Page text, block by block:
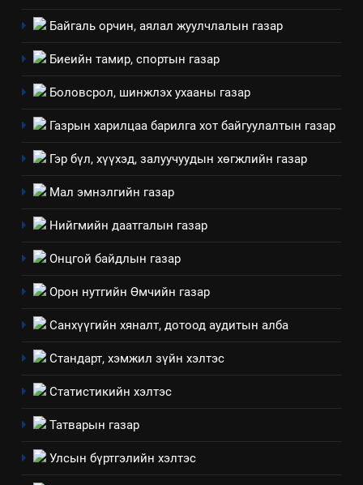
Байгаль орчин, аялал жуулчлалын газар
Биеийн тамир, спортын газар
Боловсрол, шинжлэх ухааны газар
Газрын харилцаа барилга хот байгуулалтын газар
Гэр бүл, хүүхэд, залуучуудын хөгжлийн газар
Мал эмнэлгийн газар
Нийгмийн даатгалын газар
Онцгой байдлын газар
Орон нутгийн Өмчийн газар
Санхүүгийн хяналт, дотоод аудитын алба
Стандарт, хэмжил зүйн хэлтэс
Статистикийн хэлтэс
Татварын газар
Улсын бүртгэлийн хэлтэс